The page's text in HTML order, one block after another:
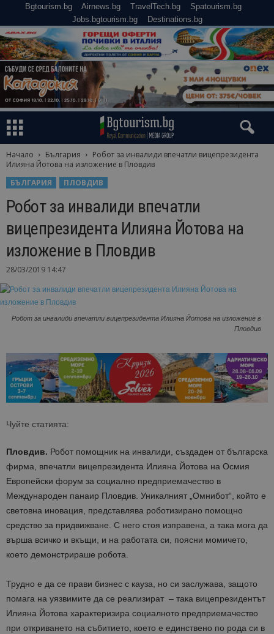
Bgtourism.bg Airnews.bg TravelTech.bg
Spatourism.bg
Jobs.bgtourism.bg
Destinations.bg
Начало България
Робот за инвалиди впечатли вицепрезидента
Илияна Йотова на изложение в Пловдив
БЪЛГАРИЯ
ПЛОВДИВ
Робот за инвалиди впечатли
вицепрезидента Илияна Йотова на
изложение в Пловдив
28/03/2019 14:47
Робот за инвалиди впечатли вицепрезидента Илияна Йотова на изложение в
Пловдив
Чуйте статията:
Пловдив. Робот помощник на инвалиди, създаден от българска
фирма, впечатли вицепрезидента Илияна Йотова на Осмия
Европейски форум за социално предприемачество в
Международен панаир Пловдив. Уникалният „Омнибот“, който е
световна иновация, представлява роботизирано помощно
средство за придвижване. С него стоя изправена, а така мога да
върша всичко и вкъщи, и на работата си, поясни момичето,
което демонстрираше робота.
Трудно е да се прави бизнес с кауза, но си заслужава, защото
помага на уязвимите да се реализират – така вицепрезидентът
Илияна Йотова характеризира социалното предприемачество
при откриването на събитието, което е единствено по рода си в